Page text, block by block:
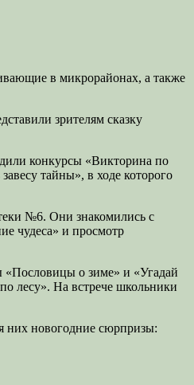
в микрорайонах, а также
зрителям сказку
конкурсы «Викторина по
тайны», в ходе которого
№6. Они знакомились с
чудеса» и просмотр
«Пословицы о зиме» и «Угадай
лесу». На встрече школьники
них новогодние сюрпризы: